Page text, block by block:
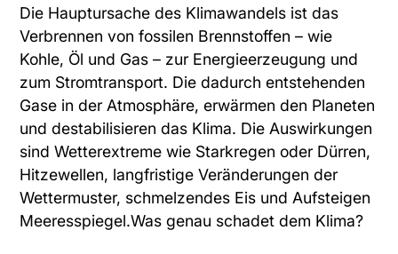
Die Hauptursache des Klimawandels ist das
Verbrennen von fossilen Brennstoffen – wie
Kohle, Öl und Gas – zur Energieerzeugung und
zum Stromtransport. Die dadurch entstehenden
Gase in der Atmosphäre, erwärmen den Planeten
und destabilisieren das Klima. Die Auswirkungen
sind Wetterextreme wie Starkregen oder Dürren,
Hitzewellen, langfristige Veränderungen der
Wettermuster, schmelzendes Eis und Aufsteigen
Meeresspiegel.Was genau schadet dem Klima?